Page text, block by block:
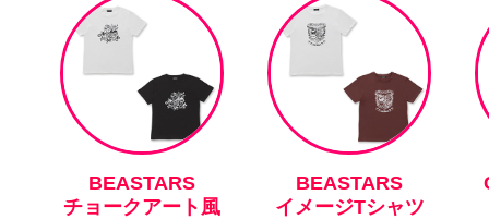
BEASTARS
チョークアート風
BEASTARS
イメージTシャツ